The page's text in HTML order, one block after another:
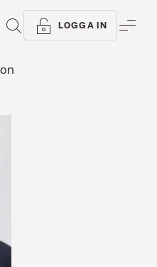
SÖK LOGGA IN